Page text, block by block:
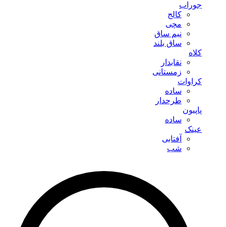
جوراب
کالج
مچی
نیم ساق
ساق بلند
کلاه
نقابدار
زمستانی
کراوات
ساده
طرحدار
پاپیون
ساده
عینک
آفتابی
شب